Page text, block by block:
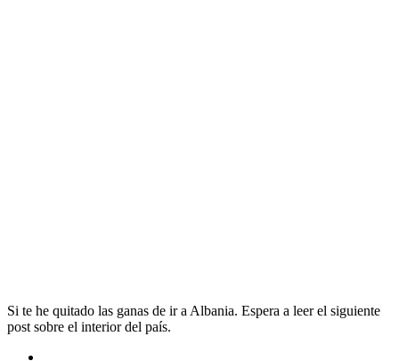
Si te he quitado las ganas de ir a Albania. Espera a leer el siguiente
post sobre el interior del país.